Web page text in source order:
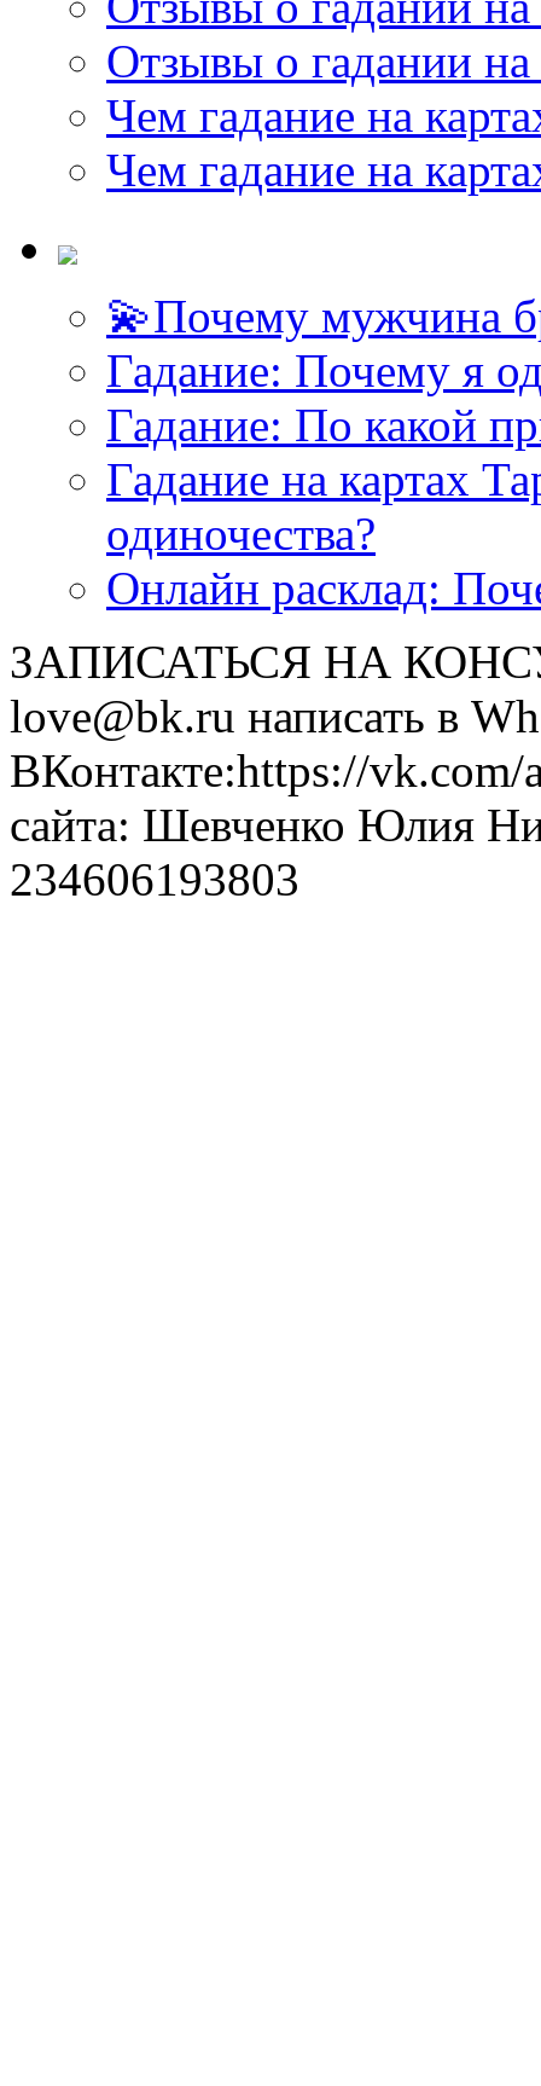
Отзывы о гадании на
Чем гадание на
Чем гадание на
💫Почему мужчина
Гадание: Почему я
Гадание: По какой
Гадание на картах
одиночества?
Онлайн расклад:
ЗАПИСАТЬСЯ НА
love@bk.ru написать в
ВКонтакте:https://
сайта: Шевченко Юлия
234606193803